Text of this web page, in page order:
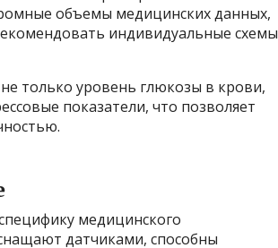
объемы медицинских данных,
индивидуальные схемы
только уровень глюкозы в крови,
показатели, что позволяет
медицинского
датчиками, способны